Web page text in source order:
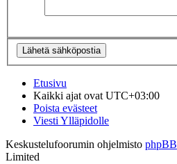
Etusivu
Kaikki ajat ovatUTC+03:00
Poista evästeet
Viesti Ylläpidolle
Keskustelufoorumin ohjelmisto phpBB
Limited